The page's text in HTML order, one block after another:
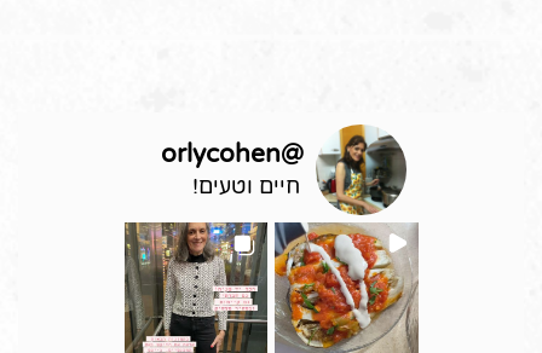
@
orlycohen
חיים וטעים!